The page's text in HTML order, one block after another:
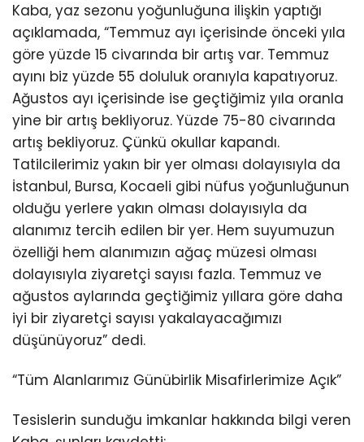
Kaba, yaz sezonu yoğunluğuna ilişkin yaptığı
açıklamada, “Temmuz ayı içerisinde önceki yıla
göre yüzde 15 civarında bir artış var. Temmuz
ayını biz yüzde 55 doluluk oranıyla kapatıyoruz.
Ağustos ayı içerisinde ise geçtiğimiz yıla oranla
yine bir artış bekliyoruz. Yüzde 75-80 civarında
artış bekliyoruz. Çünkü okullar kapandı.
Tatilcilerimiz yakın bir yer olması dolayısıyla da
İstanbul, Bursa, Kocaeli gibi nüfus yoğunluğunun
olduğu yerlere yakın olması dolayısıyla da
alanımız tercih edilen bir yer. Hem suyumuzun
özelliği hem alanımızın ağaç müzesi olması
dolayısıyla ziyaretçi sayısı fazla. Temmuz ve
ağustos aylarında geçtiğimiz yıllara göre daha
iyi bir ziyaretçi sayısı yakalayacağımızı
düşünüyoruz” dedi.
“Tüm Alanlarımız Günübirlik Misafirlerimize Açık”
Tesislerin sunduğu imkanlar hakkında bilgi veren